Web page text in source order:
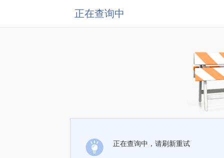
正在查询中
正在查询中，请刷新重试